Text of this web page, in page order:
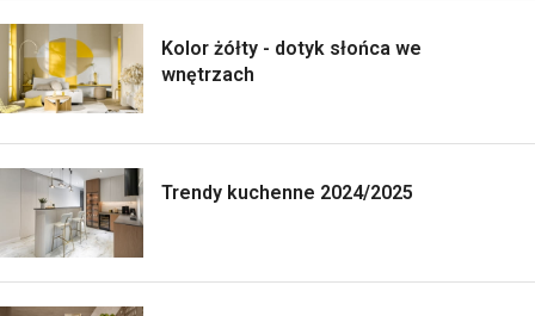
Kolor żółty - dotyk słońca we
wnętrzach
Trendy kuchenne 2024/2025